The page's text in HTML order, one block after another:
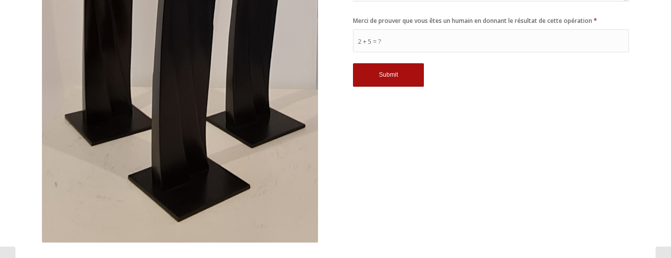
2 + 5 = ?
Merci de prouver que vous êtes un humain en donnant le résultat de cette opération*